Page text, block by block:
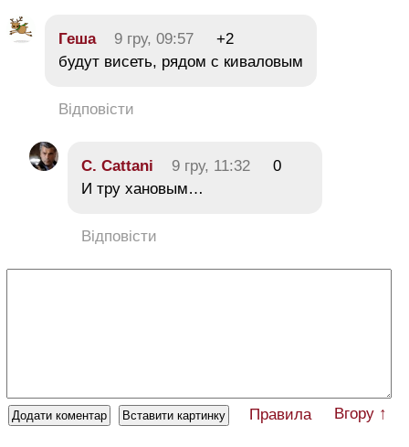
Геша 9 гру, 09:57
+2
будут висеть, рядом с киваловым
Відповісти
C. Cattani 9 гру, 11:32
0
И тру хановым…
Відповісти
Правила Вгору ↑